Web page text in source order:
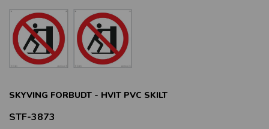
SKYVING FORBUDT - HVIT PVC SKILT
STF-3873